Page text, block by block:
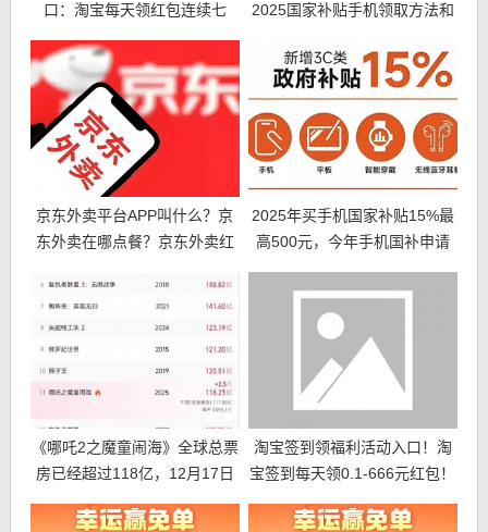
口：淘宝每天领红包连续七
2025国家补贴手机领取方法和
京东外卖平台APP叫什么？京
东外卖在哪点餐？京东外卖红
2025年买手机国家补贴15%最
高500元，今年手机国补申请
《哪吒2之魔童闹海》全球总票
房已经超过118亿，12月17日
十名！
淘宝签到领福利活动入口！淘
宝签到每天领0.1-666元红包！